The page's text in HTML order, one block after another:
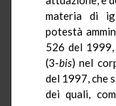
materia di
potestà
526 del
(3-bis) nel
del 1997, che
dei quali,